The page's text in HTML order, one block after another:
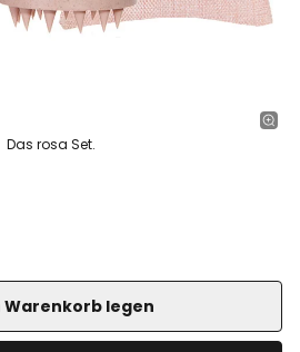
Das rosa Set.
Warenkorb legen